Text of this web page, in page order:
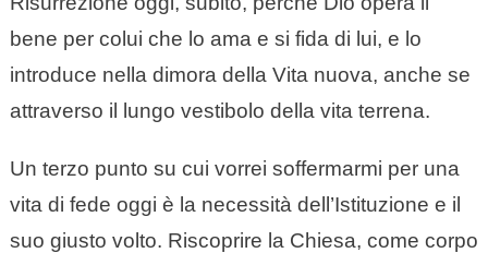
bene per colui che lo ama e si fida di lui, e lo
introduce nella dimora della Vita nuova, anche se
attraverso il lungo vestibolo della vita terrena.
Un terzo punto su cui vorrei soffermarmi per una
vita di fede oggi è la necessità dell’Istituzione e il
suo giusto volto. Riscoprire la Chiesa, come corpo